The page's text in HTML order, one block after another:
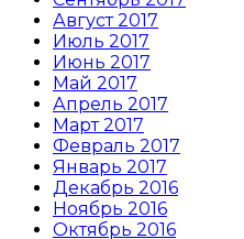
Август 2017
Июль 2017
Июнь 2017
Май 2017
Апрель 2017
Март 2017
Февраль 2017
Январь 2017
Декабрь 2016
Ноябрь 2016
Октябрь 2016